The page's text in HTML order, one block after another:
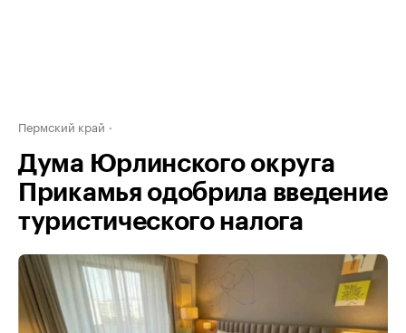
Пермский край
Дума Юрлинского округа
Прикамья одобрила введение
туристического налога